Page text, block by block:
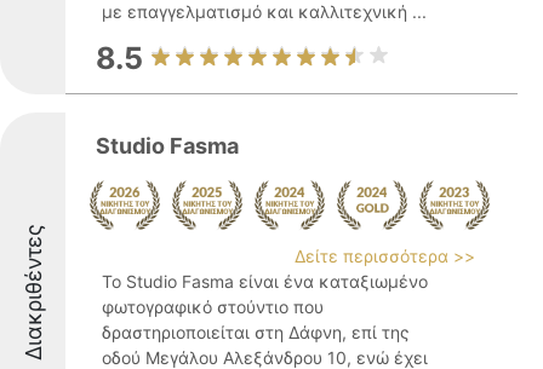
με επαγγελματισμό και καλλιτεχνική ...
8.5
Διακριθέντες
Studio Fasma
Δείτε περισσότερα >>
Το Studio Fasma είναι ένα καταξιωμένο
φωτογραφικό στούντιο που
δραστηριοποιείται στη Δάφνη, επί της
οδού Μεγάλου Αλεξάνδρου 10, ενώ έχει